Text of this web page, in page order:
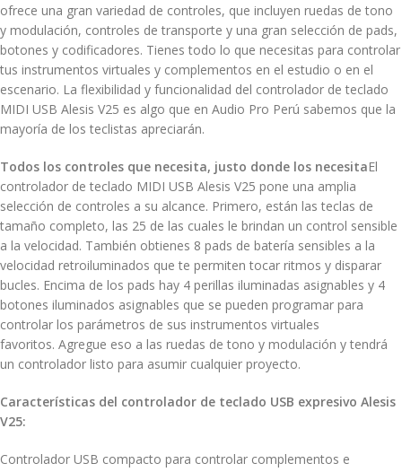
ofrece una gran variedad de controles, que incluyen ruedas de tono
y modulación, controles de transporte y una gran selección de pads,
botones y codificadores. Tienes todo lo que necesitas para controlar
tus instrumentos virtuales y complementos en el estudio o en el
escenario. La flexibilidad y funcionalidad del controlador de teclado
MIDI USB Alesis V25 es algo que en Audio Pro Perú sabemos que la
mayoría de los teclistas apreciarán.
Todos los controles que necesita, justo donde los necesitaEl
controlador de teclado MIDI USB Alesis V25 pone una amplia
selección de controles a su alcance. Primero, están las teclas de
tamaño completo, las 25 de las cuales le brindan un control sensible
a la velocidad. También obtienes 8 pads de batería sensibles a la
velocidad retroiluminados que te permiten tocar ritmos y disparar
bucles. Encima de los pads hay 4 perillas iluminadas asignables y 4
botones iluminados asignables que se pueden programar para
controlar los parámetros de sus instrumentos virtuales
favoritos. Agregue eso a las ruedas de tono y modulación y tendrá
un controlador listo para asumir cualquier proyecto.
Características del controlador de teclado USB expresivo Alesis
V25:
Controlador USB compacto para controlar complementos e